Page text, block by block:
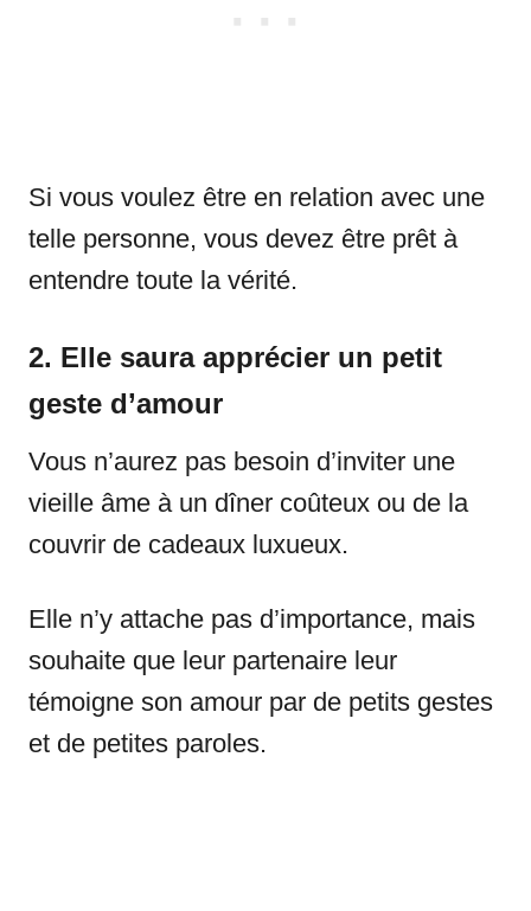
Si vous voulez être en relation avec une
telle personne, vous devez être prêt à
entendre toute la vérité.
2. Elle saura apprécier un petit
geste d’amour
Vous n’aurez pas besoin d’inviter une
vieille âme à un dîner coûteux ou de la
couvrir de cadeaux luxueux.
Elle n’y attache pas d’importance, mais
souhaite que leur partenaire leur
témoigne son amour par de petits gestes
et de petites paroles.